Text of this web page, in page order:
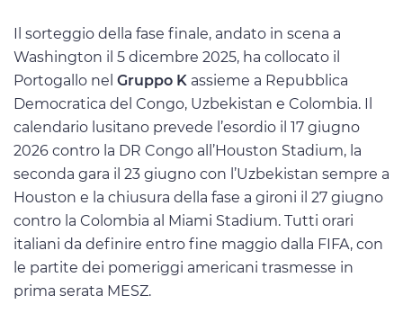
Il sorteggio della fase finale, andato in scena a
Washington il 5 dicembre 2025, ha collocato il
Portogallo nel Gruppo K assieme a Repubblica
Democratica del Congo, Uzbekistan e Colombia. Il
calendario lusitano prevede l’esordio il 17 giugno
2026 contro la DR Congo all’Houston Stadium, la
seconda gara il 23 giugno con l’Uzbekistan sempre a
Houston e la chiusura della fase a gironi il 27 giugno
contro la Colombia al Miami Stadium. Tutti orari
italiani da definire entro fine maggio dalla FIFA, con
le partite dei pomeriggi americani trasmesse in
prima serata MESZ.